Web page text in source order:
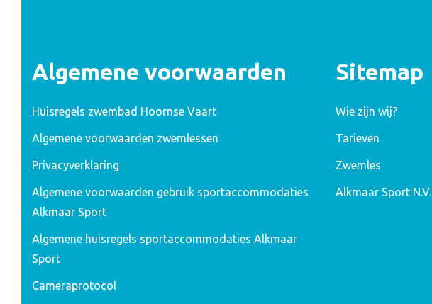
Algemene voorwaarden
Huisregels zwembad Hoornse Vaart
Algemene voorwaarden zwemlessen
Privacyverklaring
Algemene voorwaarden gebruik sportaccommodaties
Alkmaar Sport
Algemene huisregels sportaccommodaties Alkmaar
Sport
Cameraprotocol
Sitemap
Wie zijn wij?
Tarieven
Zwemles
Alkmaar Sport N.V.